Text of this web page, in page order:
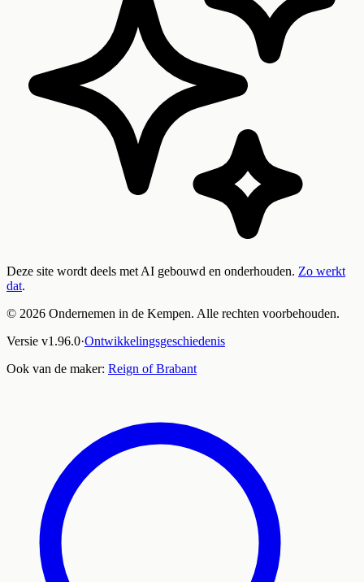
Deze site wordt deels met AI gebouwd en onderhouden. Zo werkt
dat.
© 2026 Ondernemen in de Kempen. Alle rechten voorbehouden.
Versie v1.96.0·Ontwikkelingsgeschiedenis
Ook van de maker: Reign of Brabant